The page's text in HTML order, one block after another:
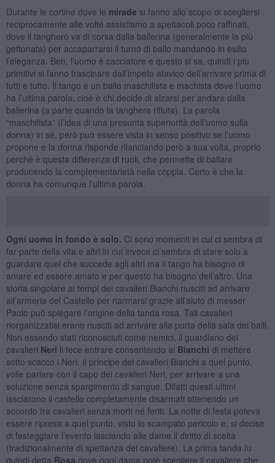
Durante le cortine dove le mirade si fanno allo scopo di scegliersi
reciprocamente alle volte assistiamo a spettacoli poco raffinati,
dove il tanghero va di corsa dalla ballerina (generalmente la più
gettonata) per accaparrarsi il turno di ballo mandando in esilio
l’eleganza. Beh, l’uomo è cacciatore e questo si sa, quindi i più
primitivi si fanno trascinare dall’impeto atavico dell’arrivare prima di
tutti e tutto. Il tango è un ballo maschilista e machista dove l’uomo
ha l’ultima parola, cioè è chi decide di alzarsi per andare dalla
ballerina (a parte quando la tanghera rifiuta). La parola
“maschilista” (l’idea di una presunta superiorità dell’uomo sulla
donna) in sé, però può essere vista in senso positivo se l’uomo
propone e la donna risponde rilanciando però a sua volta, proprio
perché è questa differenza di ruoli, che permette di ballare
producendo la complementarietà nella coppia. Certo è che la
donna ha comunque l’ultima parola.
Ogni uomo in fondo è solo. Ci sono momenti in cui ci sembra di
far parte della vita e altri in cui invece ci sembra di stare solo a
guardare quel che succede agli altri ma il tango ha bisogno di
amare ed essere amato e per questo ha bisogno dell’altro. Una
storia singolare ai tempi dei cavalieri Bianchi riusciti ad arrivare
all’armeria del Castello per riarmarsi grazie all’aiuto di messer
Paolo può spiegare l’origine della tanda rosa. Tali cavalieri
riorganizzatisi erano riusciti ad arrivare alla porta della sala dei balli.
Non essendo stati riconosciuti come nemici, il guardiano dei
cavalieri Neri li fece entrare consentendo ai Bianchi di mettere
sotto scacco i Neri. Il principe dei cavalieri Bianchi a quel punto,
volle parlare con il capo dei cavalieri Neri, per arrivare a una
soluzione senza spargimento di sangue. Difatti questi ultimi
lasciarono il castello completamente disarmati ottenendo un
accordo fra cavalieri senza morti né feriti. La notte di festa poteva
essere ripresa a quel punto, visto lo scampato pericolo e, si decise
di festeggiare l’evento lasciando alle dame il diritto di scelta
(tradizionalmente di spettanza del cavaliere). La prima tanda fu
quindi detta Rosa dove ogni dama potè scegliere il cavaliere che